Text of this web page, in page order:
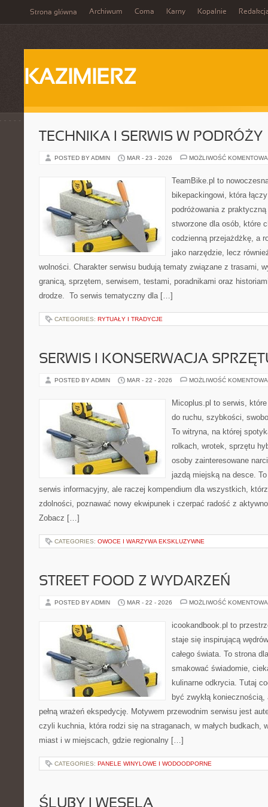
Strona główna Archiwum Coma Karny Kopalnie
KAZIMIERZ
TECHNIKA I SERWIS W PODRÓŻY
POSTED BY ADMIN MAR - 23 - 2026 MOŻLIWOŚĆ
TeamBike.pl to
bikepackingowi, która
podróżowania z
stworzone dla osób, które
codzienną przejażdżkę, a
jako narzędzie, lecz
wolności. Charakter serwisu budują tematy związane z trasami,
granicą, sprzętem, serwisem, testami, poradnikami oraz
drodze. To serwis tematyczny dla […]
CATEGORIES: RYTUAŁY I TRADYCJE
SERWIS I KONSERWACJA
POSTED BY ADMIN MAR - 22 - 2026 MOŻLIWOŚĆ
Micoplus.pl to serwis,
do ruchu, szybkości,
To witryna, na której
rolkach, wrotek, sprzętu
osoby zainteresowane
jazdą miejską na desce.
serwis informacyjny, ale raczej kompendium dla wszystkich,
zdolności, poznawać nowy ekwipunek i czerpać radość z
Zobacz […]
CATEGORIES: OWOCE I WARZYWA EKSKLUZYWNE
STREET FOOD Z WYDARZEŃ
POSTED BY ADMIN MAR - 22 - 2026 MOŻLIWOŚĆ
icookandbook.pl to
staje się inspirującą
całego świata. To strona
smakować świadomie,
kulinarne odkrycia. Tutaj
być zwykłą
pełną wrażeń ekspedycję. Motywem przewodnim serwisu jest
czyli kuchnia, która rodzi się na straganach, w małych budkach,
miast i w miejscach, gdzie regionalny […]
CATEGORIES: PANELE WINYLOWE I WODOODPORNE
ŚLUBY I WESELA